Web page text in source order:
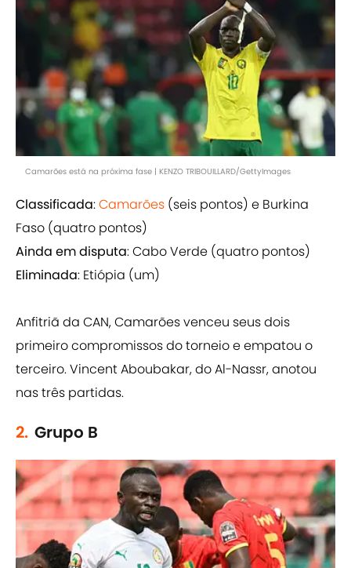
Camarões está na próxima fase | KENZO TRIBOUILLARD/GettyImages
Classificada:Camarões (seis pontos) e Burkina
Faso (quatro pontos)
Ainda em disputa: Cabo Verde (quatro pontos)
Eliminada: Etiópia (um)
Anfitriã da CAN, Camarões venceu seus dois
primeiro compromissos do torneio e empatou o
terceiro. Vincent Aboubakar, do Al-Nassr, anotou
nas três partidas.
2. Grupo B